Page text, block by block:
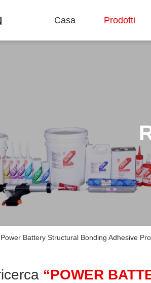
Casa Prodotti
Power Battery Structural Bonding Adhesive
“POWER